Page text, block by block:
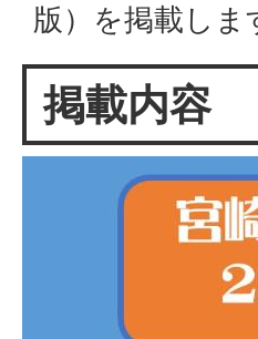
版）を掲載しま
掲載内容